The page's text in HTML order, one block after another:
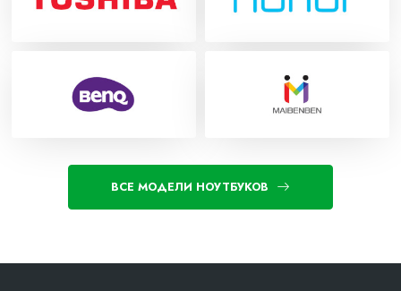
ВСЕ МОДЕЛИ НОУТБУКОВ